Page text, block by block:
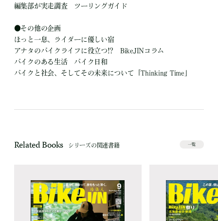
編集部が実走調査 ツーリングガイド
●その他の企画
ほっと一息、ライダーに優しい宿
アナタのバイクライフに役立つ!? BikeJINコラム
バイクのある生活 バイク日和
バイクと社会、そしてその未来について「Thinking Time」
Related Books シリーズの関連書籍 一覧